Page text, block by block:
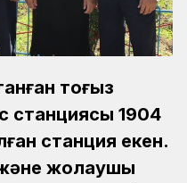
тоғыз
1904
станция екен.
жолаушы